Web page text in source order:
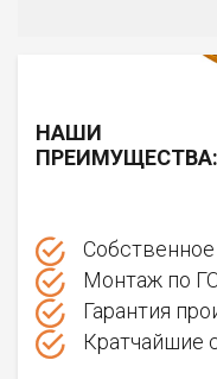
НАШИ
ПРЕИМУЩЕСТВА:
Монтаж по
Гарантия
Кратчайшие